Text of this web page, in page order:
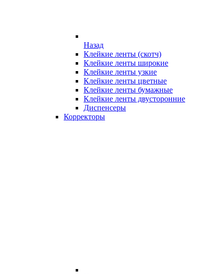
Назад
Клейкие ленты (скотч)
Клейкие ленты широкие
Клейкие ленты узкие
Клейкие ленты цветные
Клейкие ленты бумажные
Клейкие ленты двусторонние
Диспенсеры
Корректоры